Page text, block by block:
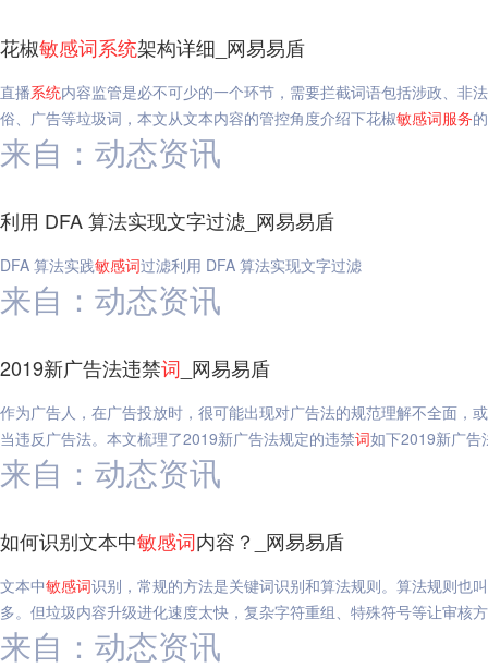
花椒敏感词系统架构详细_网易易盾
直播系统内容监管是必不可少的一个环节，需要拦截词语包括涉政、非
俗、广告等垃圾词，本文从文本内容的管控角度介绍下花椒敏感词服务
来自：动态资讯
利用 DFA 算法实现文字过滤_网易易盾
DFA 算法实践敏感词过滤利用 DFA 算法实现文字过滤
来自：动态资讯
2019新广告法违禁词 _网易易盾
作为广告人，在广告投放时，很可能出现对广告法的规范理解不全面，
当违反广告法。本文梳理了2019新广告法规定的违禁词如下2019新广告
来自：动态资讯
如何识别文本中敏感词内容？_网易易盾
文本中敏感词识别，常规的方法是关键词识别和算法规则。算法规则也
多。但垃圾内容升级进化速度太快，复杂字符重组、特殊符号等让审核
来自：动态资讯